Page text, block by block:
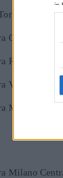
in
Roma
Orio al Serio
Roma via
Verona via
Milano
Milano